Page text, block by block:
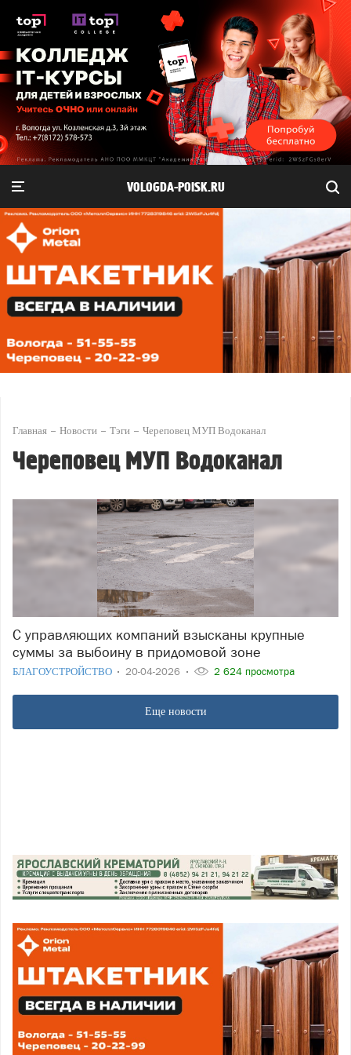
VOLOGDA-POISK.RU
Главная Новости Тэги Череповец МУП Водоканал
Череповец МУП Водоканал
С управляющих компаний взысканы крупные
суммы за выбоину в придомовой зоне
БЛАГОУСТРОЙСТВО 20-04-2026 2 624 просмотра
Еще новости